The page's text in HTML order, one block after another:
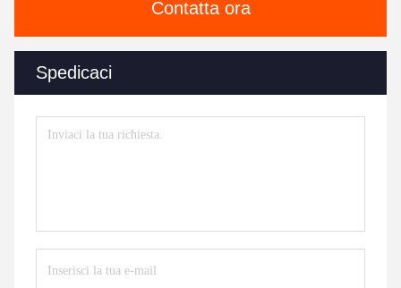
Contatta ora
Spedicaci